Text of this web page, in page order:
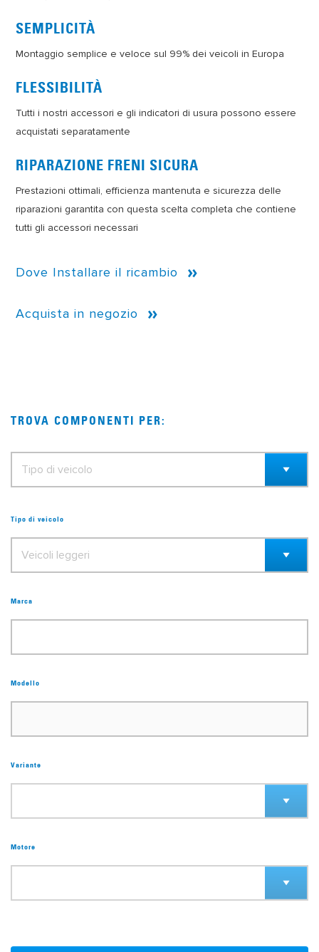
SEMPLICITÀ
Montaggio semplice e veloce sul 99% dei veicoli in Europa
FLESSIBILITÀ
Tutti i nostri accessori e gli indicatori di usura possono essere
acquistati separatamente
RIPARAZIONE FRENI SICURA
Prestazioni ottimali, efficienza mantenuta e sicurezza delle
riparazioni garantita con questa scelta completa che contiene
tutti gli accessori necessari
Dove Installare il ricambio
Acquista in negozio
TROVA COMPONENTI PER:
Tipo di veicolo
Marca
Modello
Variante
Motore